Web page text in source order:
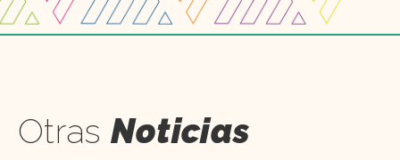
Otras Noticias